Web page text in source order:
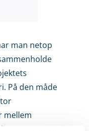
man netop
På den måde
mellem